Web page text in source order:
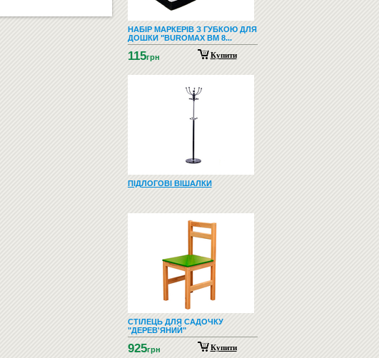
НАБІР МАРКЕРІВ З ГУБКОЮ ДЛЯ
ДОШКИ "BUROMAX BM 8...
115грн Купити
ПІДЛОГОВІ ВІШАЛКИ
СТІЛЕЦЬ ДЛЯ САДОЧКУ
"ДЕРЕВ'ЯНИЙ"
925грн Купити